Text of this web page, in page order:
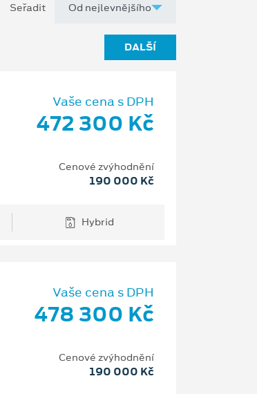
Seřadit
DALŠÍ
Vaše cena s DPH
472 300 Kč
Cenové zvýhodnění
190 000 Kč
Hybrid
Vaše cena s DPH
478 300 Kč
Cenové zvýhodnění
190 000 Kč